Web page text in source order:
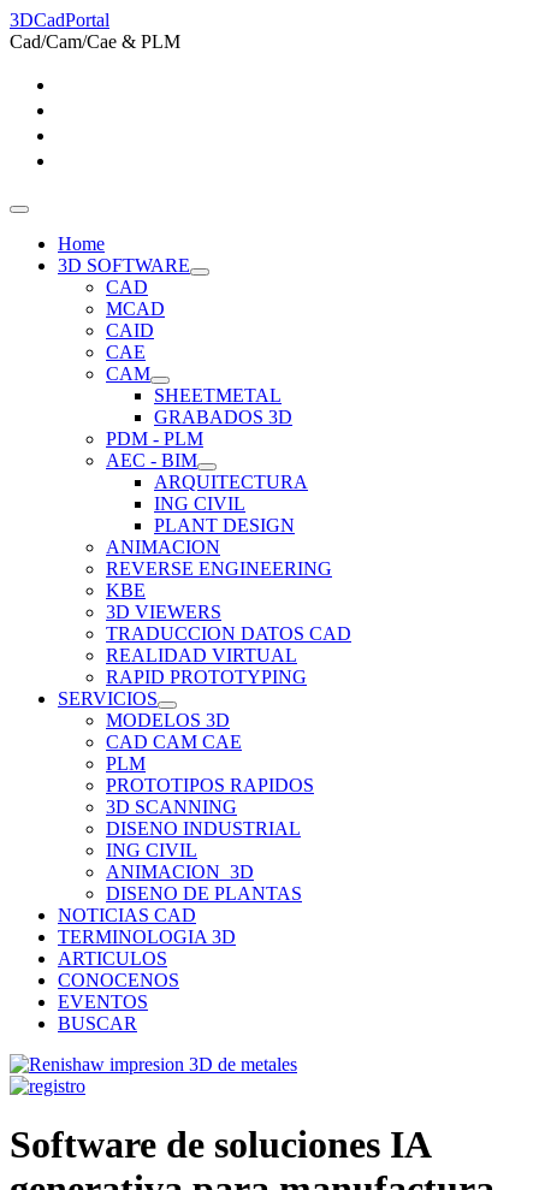
3DCadPortal
Cad/Cam/Cae & PLM
Home
3D SOFTWARE
CAD
MCAD
CAID
CAE
CAM
SHEETMETAL
GRABADOS 3D
PDM - PLM
AEC - BIM
ARQUITECTURA
ING CIVIL
PLANT DESIGN
ANIMACION
REVERSE ENGINEERING
KBE
3D VIEWERS
TRADUCCION DATOS CAD
REALIDAD VIRTUAL
RAPID PROTOTYPING
SERVICIOS
MODELOS 3D
CAD CAM CAE
PLM
PROTOTIPOS RAPIDOS
3D SCANNING
DISENO INDUSTRIAL
ING CIVIL
ANIMACION_3D
DISENO DE PLANTAS
NOTICIAS CAD
TERMINOLOGIA 3D
ARTICULOS
CONOCENOS
EVENTOS
BUSCAR
Software de soluciones IA